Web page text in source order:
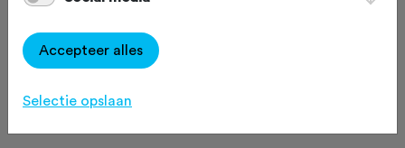
[KEY:TXT-FOOTER-3]
[KEY:TXT-FOOTER-4]
Accepteer alles
Selectie opslaan